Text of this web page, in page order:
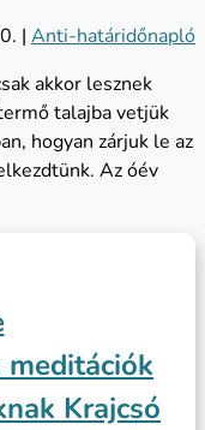
| Anti-határidőnapló
akkor lesznek
talajba vetjük
hogyan zárjuk le az
Az óév
Krajcsó